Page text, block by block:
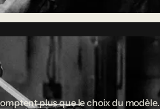
plus que le choix du modèle.